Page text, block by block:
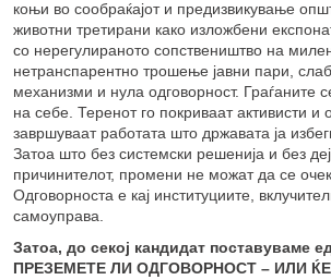
коњи во сообраќајот и предизвикување
животни третирани како изложбени
со нерегулираното сопствеништво на
нетранспарентно трошење јавни пари,
механизми и нула одговорност. Граѓаните
на себе. Теренот го покриваат активисти и
завршуваат работата што државата ја
Затоа што без системски решенија и без
причинителот, промени не можат да се
Одговорноста е кај институциите,
самоуправа.
Затоа, до секој кандидат поставуваме
ПРЕЗЕМЕТЕ ЛИ ОДГОВОРНОСТ – ИЛИ